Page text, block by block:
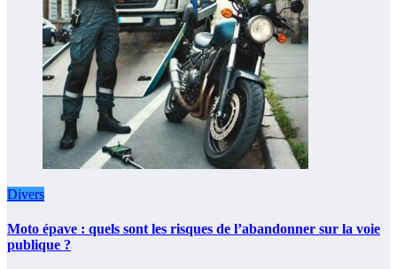
Divers
Moto épave : quels sont les risques de l’abandonner sur la voie
publique ?